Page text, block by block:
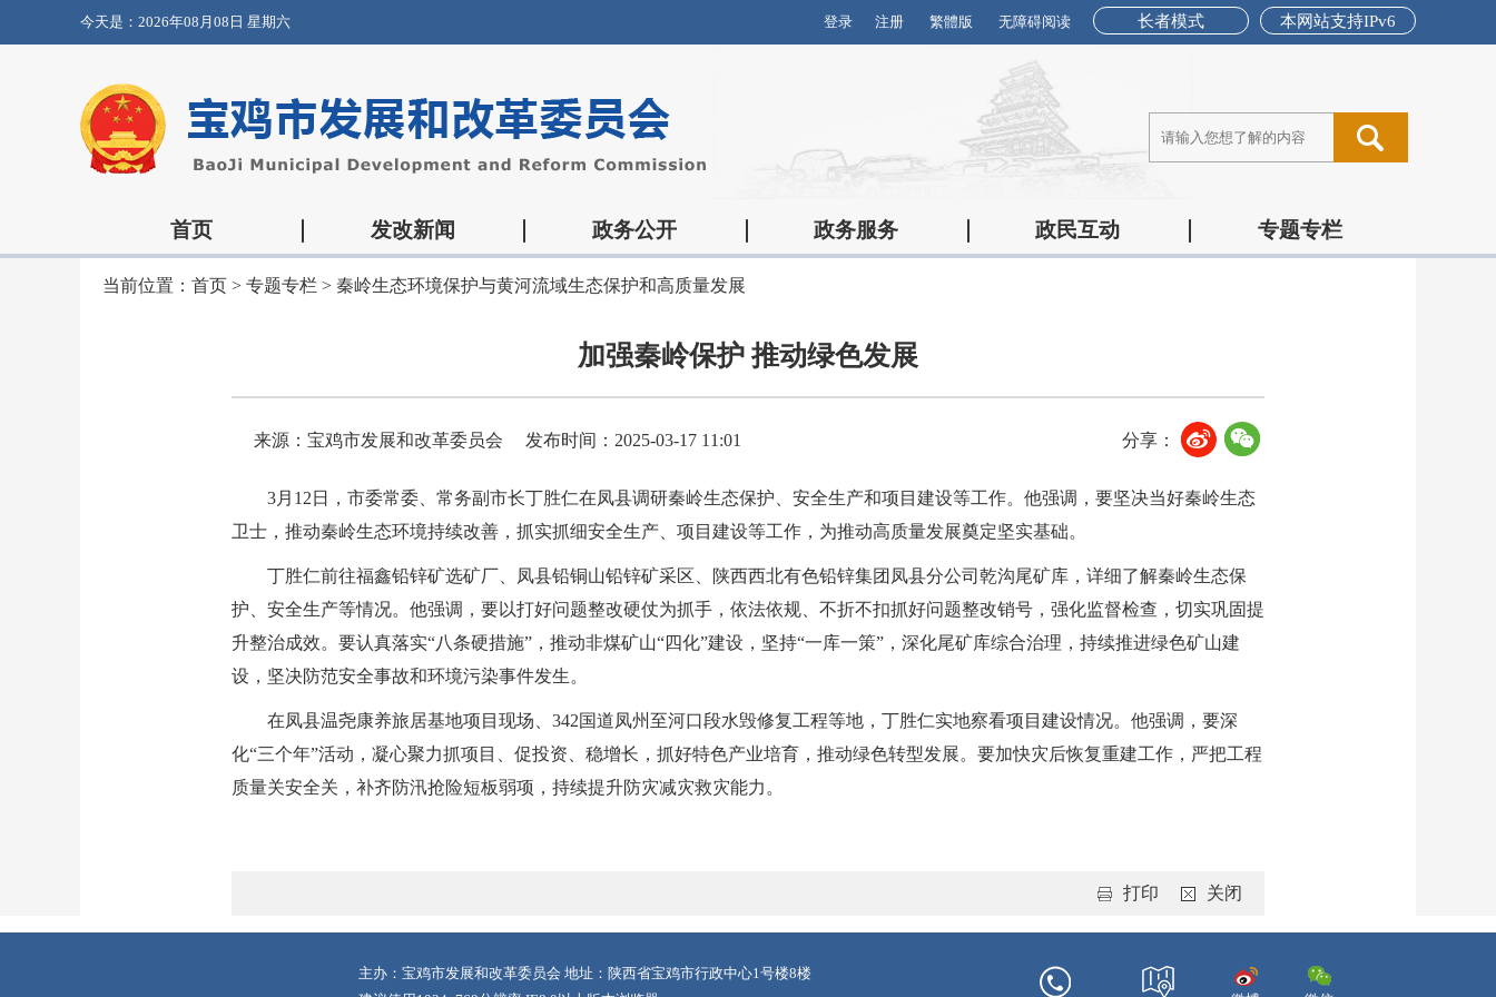
今天是： 2026年08月08日 星期六 本网站支持IPv6
长者模式
登录 注册 繁體版 无障碍阅读
首页 发改新闻 政务公开 政务服务 政民互动 专题专栏
当前位置： 首页 > 专题专栏 > 秦岭生态环境保护与黄河流域生态保护和高质量发展
加强秦岭保护 推动绿色发展
来源：宝鸡市发展和改革委员会 发布时间：2025-03-17 11:01 分享：
3月12日，市委常委、常务副市长丁胜仁在凤县调研秦岭生态保护、安全生产和项目建设等工作。他强调，要坚决当好秦岭生态
卫士，推动秦岭生态环境持续改善，抓实抓细安全生产、项目建设等工作，为推动高质量发展奠定坚实基础。
丁胜仁前往福鑫铅锌矿选矿厂、凤县铅铜山铅锌矿采区、陕西西北有色铅锌集团凤县分公司乾沟尾矿库，详细了解秦岭生态保
护、安全生产等情况。他强调，要以打好问题整改硬仗为抓手，依法依规、不折不扣抓好问题整改销号，强化监督检查，切实巩固提
升整治成效。要认真落实“八条硬措施”，推动非煤矿山“四化”建设，坚持“一库一策”，深化尾矿库综合治理，持续推进绿色矿山建
设，坚决防范安全事故和环境污染事件发生。
在凤县温尧康养旅居基地项目现场、342国道凤州至河口段水毁修复工程等地，丁胜仁实地察看项目建设情况。他强调，要深
化“三个年”活动，凝心聚力抓项目、促投资、稳增长，抓好特色产业培育，推动绿色转型发展。要加快灾后恢复重建工作，严把工程
质量关安全关，补齐防汛抢险短板弱项，持续提升防灾减灾救灾能力。
关闭
打印
主办：宝鸡市发展和改革委员会 地址：陕西省宝鸡市行政中心1号楼8楼